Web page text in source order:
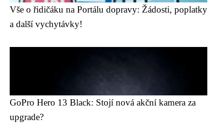
Vše o řidičáku na Portálu dopravy: Žádosti, poplatky
a další vychytávky!
GoPro Hero 13 Black: Stojí nová akční kamera za
upgrade?